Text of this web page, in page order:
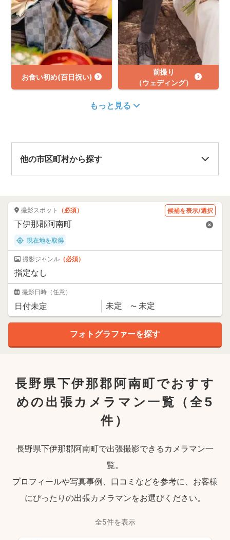
お食い初め(百日祝い)
前撮り
（ウェディング）
もっと見る
他の市区町村から探す
撮影スポット （必須） 候補を表示/選択
現在地を取得
撮影ジャンル （必須）
撮影日時 （任意）
長野県下伊那郡阿南町でおすす
めの出張カメラマン一覧
（全5
件）
長野県下伊那郡阿南町で出張撮影できるカメラマン一
覧。
プロフィールや写真事例、口コミなどを参考に、お客様
にぴったりの出張カメラマンをお選びください。
全5件を表示